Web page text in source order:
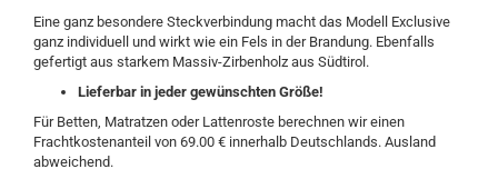
Eine ganz besondere Steckverbindung macht das Modell Exclusive
ganz individuell und wirkt wie ein Fels in der Brandung. Ebenfalls
gefertigt aus starkem Massiv-Zirbenholz aus Südtirol.
Lieferbar in jeder gewünschten Größe!
Für Betten, Matratzen oder Lattenroste berechnen wir einen
Frachtkostenanteil von 69.00 € innerhalb Deutschlands. Ausland
abweichend.